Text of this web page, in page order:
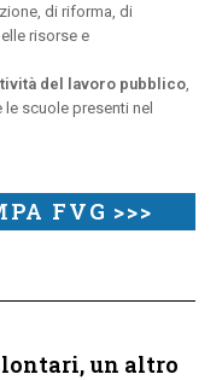
di riforma, di
risorse e
del lavoro pubblico
le scuole presenti nel
FVG >>>
un altro